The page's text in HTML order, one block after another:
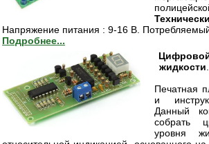
Напряжение питания : 9-16 В.
Подробнее...
жидкости
Печатная
и
Данный
собрать
уровня